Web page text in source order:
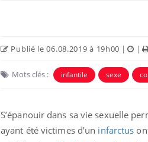
Publié le 06.08.2019 à 19h00 | |
Mots clés : infantile sexe
S’épanouir dans sa vie sexuelle
ayant été victimes d’un infarctus